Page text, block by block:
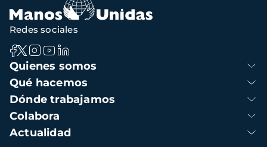
Navegación
principal
Quienes somos
Qué hacemos
Dónde trabajamos
Colabora
Actualidad
Redes sociales